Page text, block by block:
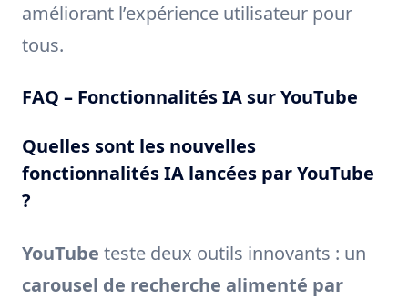
améliorant l’expérience utilisateur pour
tous.
FAQ – Fonctionnalités IA sur YouTube
Quelles sont les nouvelles
fonctionnalités IA lancées par YouTube
?
YouTube teste deux outils innovants : un
carousel de recherche alimenté par